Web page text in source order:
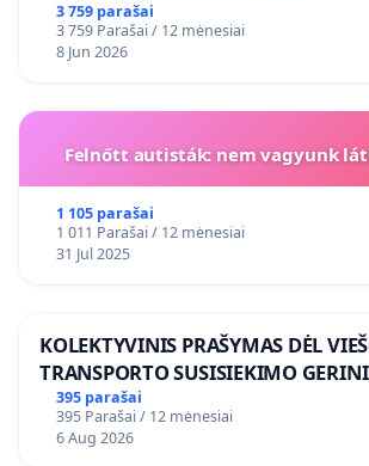
3 759 parašai
3 759 Parašai / 12 mėnesiai
8 Jun 2026
Felnőtt autisták: nem vagyunk
1 105 parašai
1 011 Parašai / 12 mėnesiai
31 Jul 2025
KOLEKTYVINIS PRAŠYMAS DĖL
TRANSPORTO SUSISIEKIMO
VOSYLIUKŲ KAIME
395 parašai
395 Parašai / 12 mėnesiai
6 Aug 2026